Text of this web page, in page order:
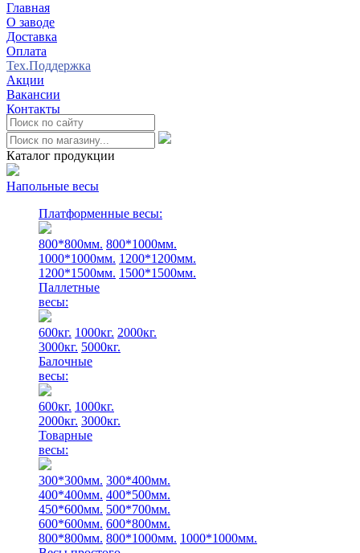
Главная
О заводе
Доставка
Оплата
Тех.Поддержка
Акции
Вакансии
Контакты
Каталог продукции
Напольные весы
Платформенные весы:
800*800мм. 800*1000мм.
1000*1000мм. 1200*1200мм.
1200*1500мм. 1500*1500мм.
Паллетные
весы:
600кг. 1000кг. 2000кг.
3000кг. 5000кг.
Балочные
весы:
600кг. 1000кг.
2000кг. 3000кг.
Товарные
весы:
300*300мм. 300*400мм.
400*400мм. 400*500мм.
450*600мм. 500*700мм.
600*600мм. 600*800мм.
800*800мм. 800*1000мм. 1000*1000мм.
0